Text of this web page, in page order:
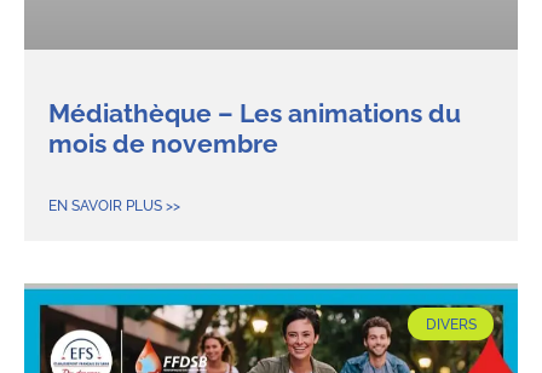
Médiathèque – Les animations du
mois de novembre
EN SAVOIR PLUS >>
DIVERS